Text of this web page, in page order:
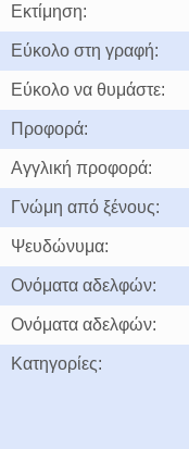
Εκτίμηση:
Εύκολο στη γραφή:
Εύκολο να θυμάστε:
Προφορά:
Αγγλική προφορά:
Γνώμη από ξένους:
Ψευδώνυμα:
Ονόματα αδελφών:
Ονόματα αδελφών:
Κατηγορίες: